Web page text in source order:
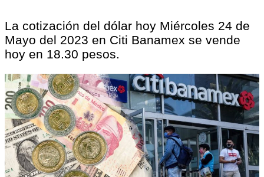
La cotización del dólar hoy Miércoles 24 de
Mayo del 2023 en Citi Banamex se vende
hoy en 18.30 pesos.